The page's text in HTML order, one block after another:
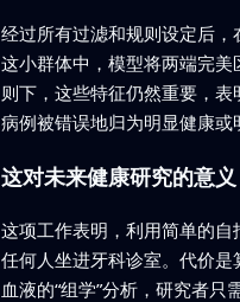
经过所有过滤和规则设定后
这小群体中，模型将两端完
则下，这些特征仍然重要，
病例被错误地归为明显健康或
这对未来健康研究的意义
这项工作表明，利用简单的
任何人坐进牙科诊室。代价
血液的“组学”分析，研究者